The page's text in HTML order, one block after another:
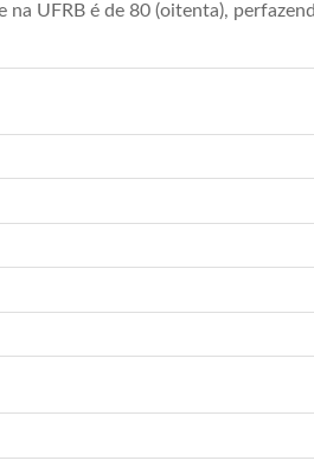
UFRB é de 80 (oitenta),